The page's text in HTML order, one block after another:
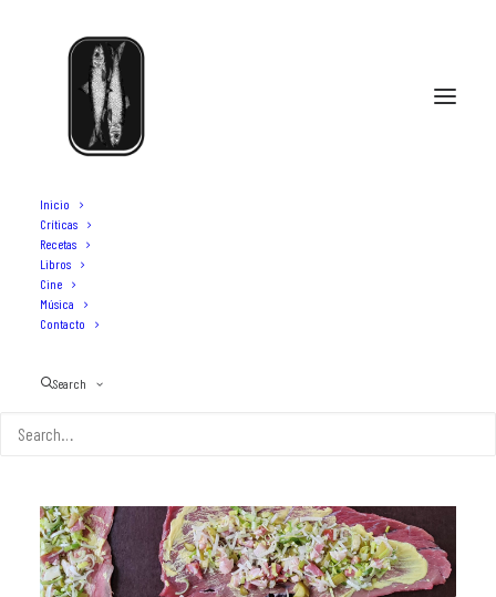
Inicio
Críticas
Recetas
Libros
Cine
Música
Contacto
Search
spaetzle